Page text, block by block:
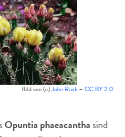
Bild von (c)John Rusk – CC BY 2.0
Opuntia phaeacantha sind